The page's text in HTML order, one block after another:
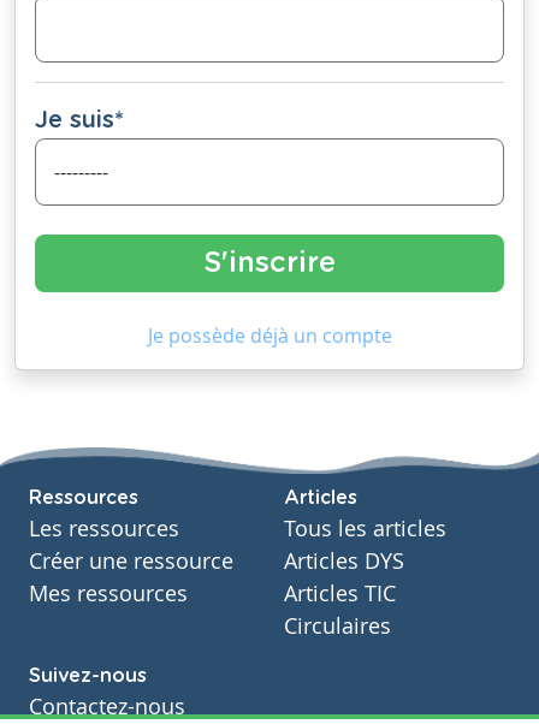
Je suis*
Je possède déjà un compte
Ressources
Les ressources
Créer une ressource
Mes ressources
Articles
Tous les articles
Articles DYS
Articles TIC
Circulaires
Suivez-nous
Contactez-nous